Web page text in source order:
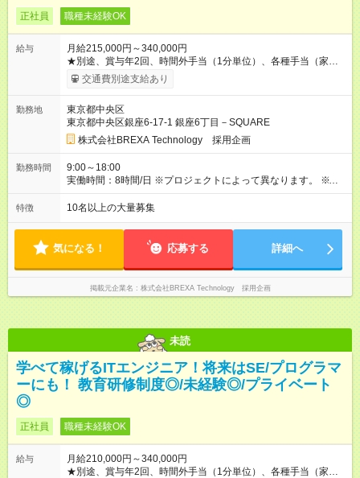
正社員 職種未経験OK
給与
月給215,000円～340,000円
★別途、賞与年2回、時間外手当（1分単位）、各種手当（家
族、赴任等）が支給されます。 ★スキル・経験年数・年齢等も
考慮し、話し合いの上で決定します。 【試用期間】試用期間あ
す。
交通費別途支給あり
勤務地
東京都中央区
東京都中央区銀座6-17-1 銀座6丁目－SQUARE
株式会社BREXA Technology 採用企画
勤務時間
9:00～18:00
実働時間：8時間/日 ※プロジェクトによって異なります。 ※サ
ービス残業はございません。残業代1分単位で支給。
特徴 10名以上の大量募集
気になる！ 応募する 詳細へ
掲載元企業名 株式会社BREXA Technology 採用企画
未読
学べて稼げるITエンジニア！将来はSE/プログラマ
ーにも！ 教育研修制度◎/未経験◎/プライベート
◎
正社員 職種未経験OK
給与
月給210,000円～340,000円
★別途、賞与年2回、時間外手当（1分単位）、各種手当（家